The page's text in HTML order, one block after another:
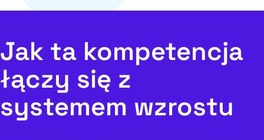
Widoczność lokalna
Zarządzanie reputacją
Jak ta kompetencja
łączy się z
systemem wzrostu